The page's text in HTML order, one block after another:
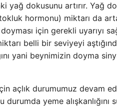
yağ dokusunu artırır. Yağ
hormonu) miktarı da
için gerekli uyarıyı
belli bir seviyeyi
yani beynimizin doyma
için açlık durumumuz devam
durumda yeme alışkanlığını